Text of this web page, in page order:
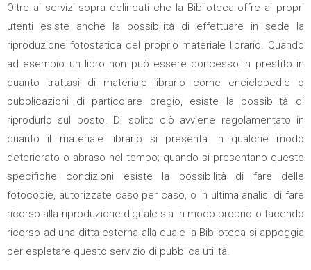
Oltre ai servizi sopra delineati che la Biblioteca offre ai propri
utenti esiste anche la possibilità di effettuare in sede la
riproduzione fotostatica del proprio materiale librario. Quando
ad esempio un libro non può essere concesso in prestito in
quanto trattasi di materiale librario come enciclopedie o
pubblicazioni di particolare pregio, esiste la possibilità di
riprodurlo sul posto. Di solito ciò avviene regolamentato in
quanto il materiale librario si presenta in qualche modo
deteriorato o abraso nel tempo; quando si presentano queste
specifiche condizioni esiste la possibilità di fare delle
fotocopie, autorizzate caso per caso, o in ultima analisi di fare
ricorso alla riproduzione digitale sia in modo proprio o facendo
ricorso ad una ditta esterna alla quale la Biblioteca si appoggia
per espletare questo servizio di pubblica utilità.